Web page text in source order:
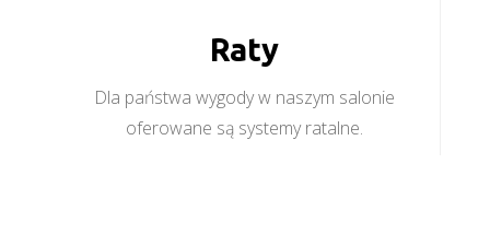
Raty
Dla państwa wygody w naszym salonie
oferowane są systemy ratalne.